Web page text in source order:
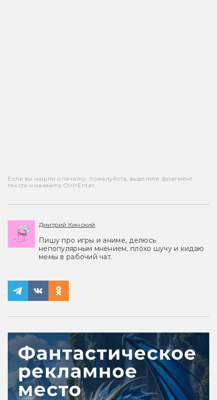
Если вы нашли опечатку, пожалуйста, выделите фрагмент
текста и нажмите Ctrl+Enter.
Дмитрий Кинский
Пишу про игры и аниме, делюсь
непопулярным мнением, плохо шучу и кидаю
мемы в рабочий чат.